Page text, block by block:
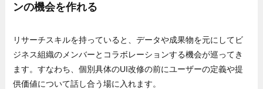
ンの機会を作れる
リサーチスキルを持っていると、データや成果物を元にしてビ
ジネス組織のメンバーとコラボレーションする機会が巡ってき
ます。すなわち、個別具体のUI改修の前にユーザーの定義や提
供価値について話し合う場に入れます。